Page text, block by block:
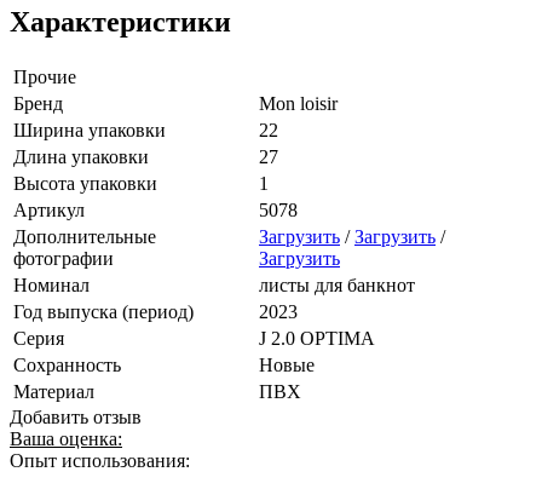
Характеристики
Прочие
Бренд
Mon loisir
Ширина упаковки
22
Длина упаковки
27
Высота упаковки
1
Артикул
5078
Дополнительные
фотографии
Загрузить /Загрузить /
Загрузить
Номинал
листы для банкнот
Год выпуска (период)
2023
Серия
J 2.0 OPTIMA
Сохранность
Новые
Материал
ПВХ
Добавить отзыв
Ваша оценка:
Опыт использования: